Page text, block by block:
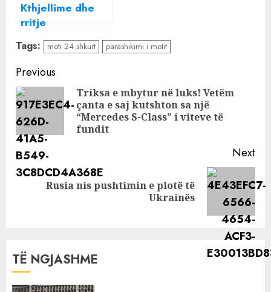
Kthjellime dhe
rritje
temperaturash,
parashikimi i
motit për ditën e
sotme
Tags: moti 24 shkurt parashikimi i motit
Continue
Reading
Previous
Triksa e mbytur në luks! Vetëm
çanta e saj kutshton sa një
“Mercedes S-Class” i viteve të
fundit
Next
Rusia nis pushtimin e plotë të
Ukrainës
TË NGJASHME